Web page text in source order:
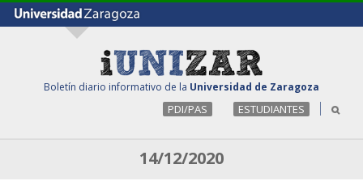
Boletín diario informativo de la Universidad de Zaragoza
PDI/PAS ESTUDIANTES
14/12/2020